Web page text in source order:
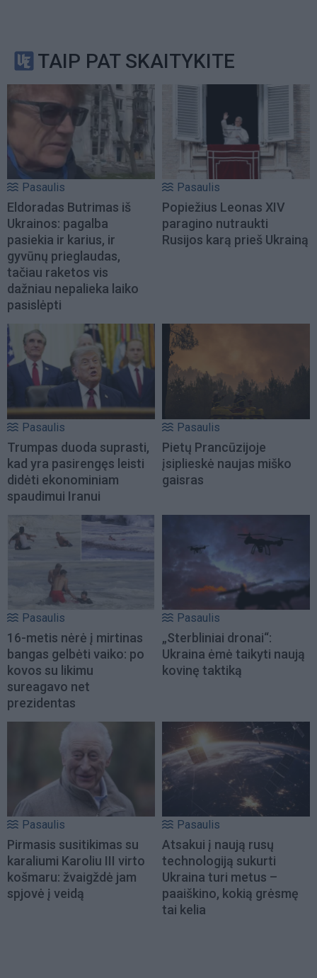
TAIP PAT SKAITYKITE
Pasaulis
Eldoradas Butrimas iš
Ukrainos: pagalba
pasiekia ir karius, ir
gyvūnų prieglaudas,
tačiau raketos vis
dažniau nepalieka laiko
pasislėpti
Pasaulis
Popiežius Leonas XIV
paragino nutraukti
Rusijos karą prieš Ukrainą
Pasaulis
Trumpas duoda suprasti,
kad yra pasirengęs leisti
didėti ekonominiam
spaudimui Iranui
Pasaulis
Pietų Prancūzijoje
įsiplieskė naujas miško
gaisras
Pasaulis
16-metis nėrė į mirtinas
bangas gelbėti vaiko: po
kovos su likimu
sureagavo net
prezidentas
Pasaulis
„Sterbliniai dronai“:
Ukraina ėmė taikyti naują
kovinę taktiką
Pasaulis
Pirmasis susitikimas su
karaliumi Karoliu III virto
košmaru: žvaigždė jam
spjovė į veidą
Pasaulis
Atsakui į naują rusų
technologiją sukurti
Ukraina turi metus –
paaiškino, kokią grėsmę
tai kelia